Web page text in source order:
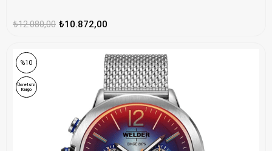
₺10.872,00
₺12.080,00
%10
Ücretsiz
Kargo